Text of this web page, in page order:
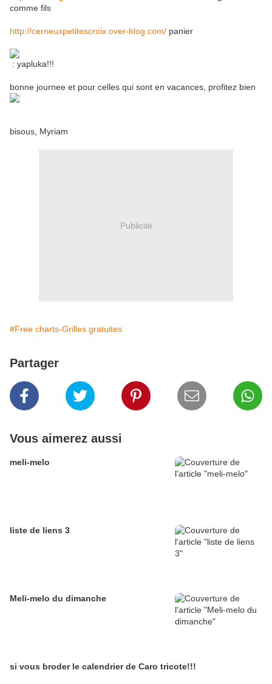
comme fils
http://cerneuxpetitescroix.over-blog.com/ panier
: yapluka!!!
bonne journee et pour celles qui sont en vacances, profitez bien
bisous, Myriam
Publicité
#Free charts-Grilles gratuites
Partager
Vous aimerez aussi
meli-melo
liste de liens 3
Meli-melo du dimanche
si vous broder le calendrier de Caro tricote!!!